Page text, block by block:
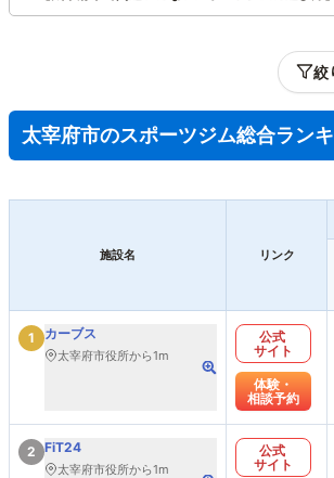
絞
太宰府市のスポーツジム総合ラン
施設名 リンク
1 カーブス
太宰府市役所から1m
公式
サイト
体験・
相談予約
2 FiT24
太宰府市役所から1m
公式
サイト